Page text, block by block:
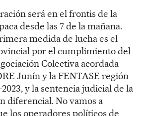
será en el frontis de la
desde las 7 de la mañana.
medida de lucha es el
por el cumplimiento del
Colectiva acordada
Junín y la FENTASE región
y la sentencia judicial de la
diferencial. No vamos a
los operadores políticos de